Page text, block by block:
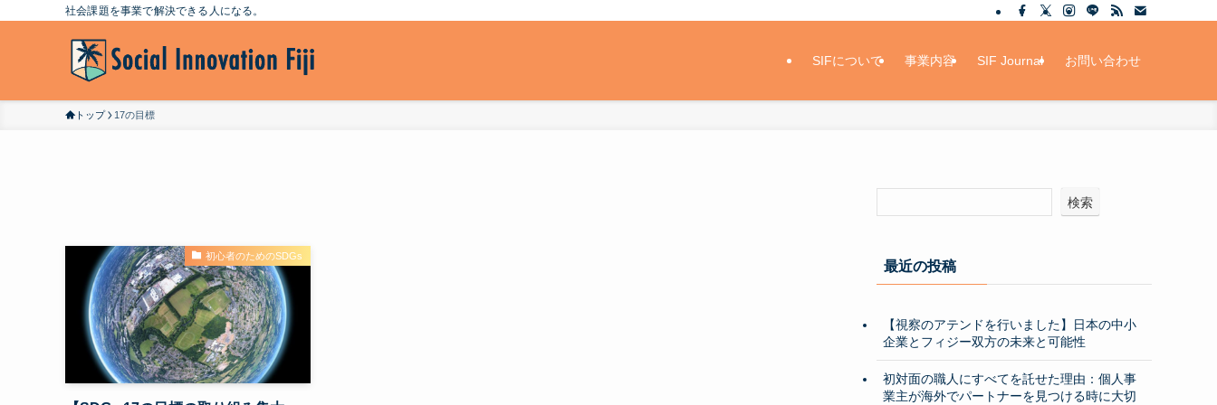
社会課題を事業で解決できる人になる。
SIFについて 事業内容 SIF Journal お問い合わせ
トップ 17の目標
初心者のためのSDGs
検索
最近の投稿
【視察のアテンドを行いました】日本の中小
企業とフィジー双方の未来と可能性
初対面の職人にすべてを託せた理由：個人事
業主が海外でパートナーを見つける時に大切